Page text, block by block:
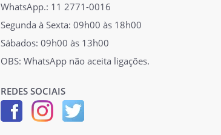
WhatsApp.: 11 2771-0016
Segunda à Sexta: 09h00 às 18h00
Sábados: 09h00 às 13h00
OBS: WhatsApp não aceita ligações.
REDES SOCIAIS